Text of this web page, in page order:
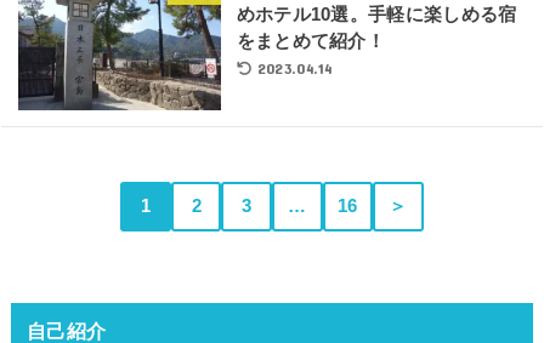
めホテル10選。手軽に楽しめる宿
をまとめて紹介！
2023.04.14
1 2 3 … 16 ＞
自己紹介